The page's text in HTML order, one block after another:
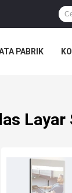
PABRIK
Layar